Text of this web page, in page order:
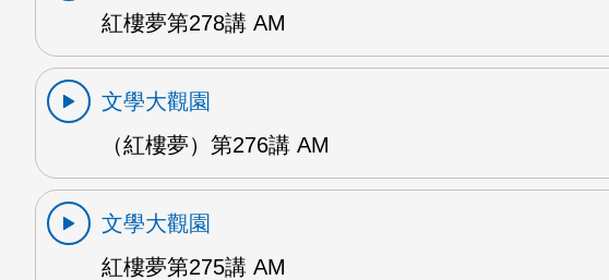
紅樓夢第278講 AM
文學大觀園
（紅樓夢）第276講 AM
文學大觀園
紅樓夢第275講 AM